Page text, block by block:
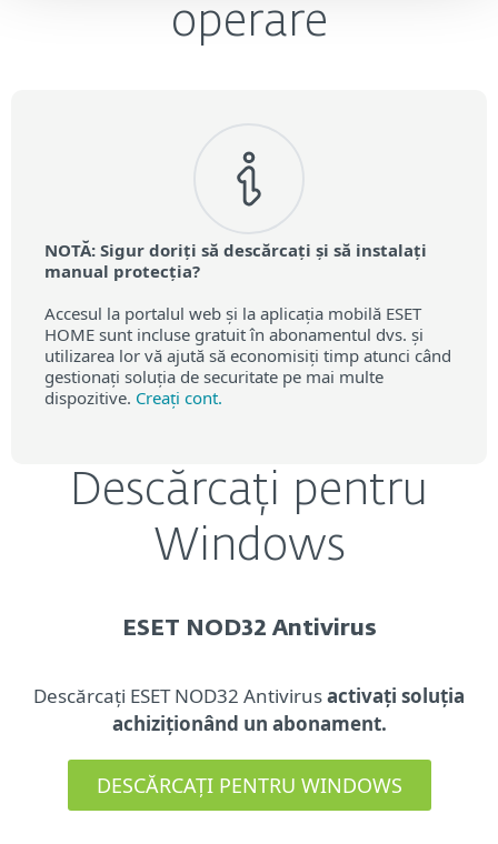
operare
NOTĂ: Sigur doriți să descărcați și să instalați
manual protecția?
Accesul la portalul web și la aplicația mobilă ESET
HOME sunt incluse gratuit în abonamentul dvs. și
utilizarea lor vă ajută să economisiți timp atunci când
gestionați soluția de securitate pe mai multe
dispozitive. Creați cont.
Descărcați pentru
Windows
ESET NOD32 Antivirus
Descărcați ESET NOD32 Antivirusactivați soluția
achiziționând un abonament.
DESCĂRCAȚI PENTRU WINDOWS